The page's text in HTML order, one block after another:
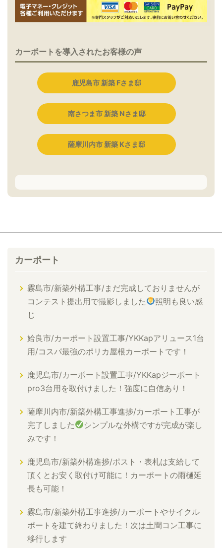
カーポートを導入されたお客様の声
鹿児島市 新築 Fさま邸
南さつま市 新築 Nさま邸
薩摩川内市 新築 Kさま邸
カーポート
霧島市/新築外構工事/まだ完成しておりませんが
コンテスト提出用で撮影しました
照明も良い感
じ
姶良市/カーポート設置工事/YKKapアリュース1台
用/コスパ最強のポリカ屋根カーポートです！
鹿児島市/カーポート設置工事/YKKapジーポート
pro3台用を取付けました！強度に自信あり！
薩摩川内市/新築外構工事進捗/カーポート工事が
完了しました
シンプルな外構ですが完成が楽し
みです！
鹿児島市/新築外構進捗/ポスト・表札は支給して
頂くとお安く取付け可能に！カーポートの雨樋延
長も可能！
霧島市/新築外構工事進捗/カーポートやサイクル
ポートを建て終わりました！次は土間コン工事に
移行します